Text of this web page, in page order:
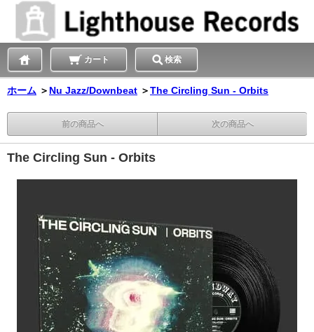
カート 検索
ホーム ＞ Nu Jazz/Downbeat ＞The Circling Sun - Orbits
前の商品へ 次の商品へ
The Circling Sun - Orbits